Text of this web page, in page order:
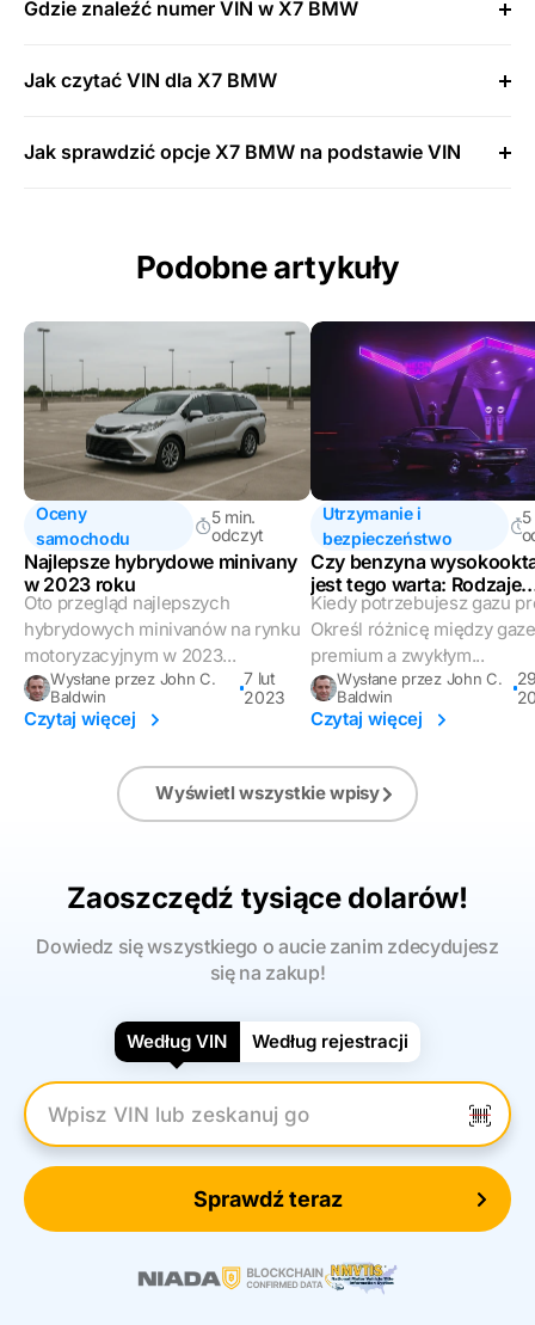
Gdzie znaleźć numer VIN w X7 BMW
Jak czytać VIN dla X7 BMW
Jak sprawdzić opcje X7 BMW na podstawie VIN
Podobne artykuły
Oceny
samochodu
5 min.
odczyt
Najlepsze hybrydowe minivany
w 2023 roku
Oto przegląd najlepszych
hybrydowych minivanów na rynku
motoryzacyjnym w 2023...
Wysłane przez John C.
Baldwin
7 lut
2023
Czytaj więcej
Utrzymanie i
bezpieczeństwo
5
Czy benzyna
jest tego warta: Rodzaje
benzyny w
Kiedy potrzebujesz gazu
Określ różnicę między
premium a zwykłym...
Wysłane przez John C.
Baldwin
Czytaj więcej
Wyświetl wszystkie wpisy
Zaoszczędź tysiące dolarów!
Dowiedz się wszystkiego o aucie zanim zdecydujesz
się na zakup!
Według VIN Według rejestracji
Wpisz numer VIN
Sprawdź teraz